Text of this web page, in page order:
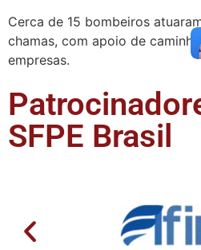
Cerca de 15 bombeiros
chamas, com apoio de
empresas.
SFPE Brasil